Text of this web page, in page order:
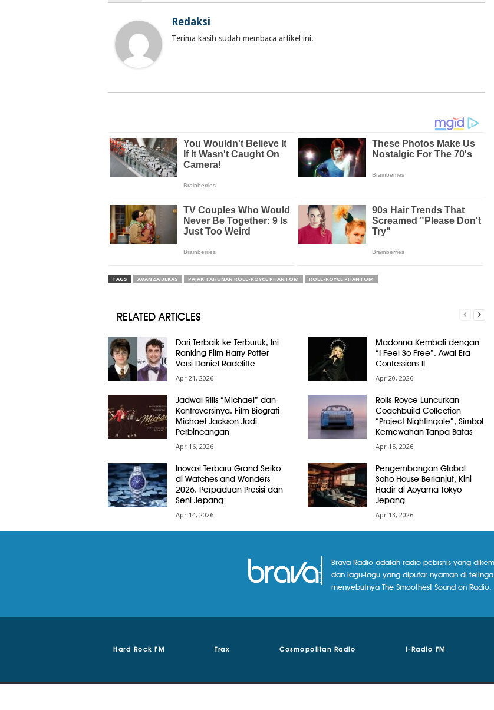
Redaksi
Terima kasih sudah membaca artikel ini.
TAGS AVANZA BEKAS PAJAK TAHUNAN ROLL-ROYCE PHANTOM ROLL-ROYCE PHANTOM
RELATED ARTICLES
Dari Terbaik ke Terburuk, Ini
Ranking Film Harry Potter
Versi Daniel Radcliffe
Apr 21, 2026
Madonna Kembali dengan
“I Feel So Free”, Awal Era
Confessions II
Apr 20, 2026
Jadwal Rilis “Michael” dan
Kontroversinya, Film Biografi
Michael Jackson Jadi
Perbincangan
Apr 16, 2026
Rolls-Royce Luncurkan
Coachbuild Collection
“Project Nightingale”, Simbol
Kemewahan Tanpa Batas
Apr 15, 2026
Inovasi Terbaru Grand Seiko
di Watches and Wonders
2026, Perpaduan Presisi dan
Seni Jepang
Apr 14, 2026
Pengembangan Global
Soho House Berlanjut, Kini
Hadir di Aoyama Tokyo
Jepang
Apr 13, 2026
Brava Radio adalah radio pebisnis yang
dan lagu-lagu yang diputar nyaman di
menyebutnya The Smoothest Sound on Radio.
Hard Rock FM Trax Cosmopolitan Radio I-Radio FM